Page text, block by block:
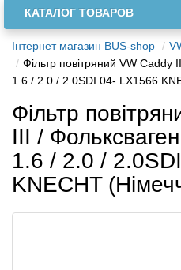
КАТАЛОГ ТОВАРОВ
Інтернет магазин BUS-shop
Фільтр повітряний VW Caddy
1.6 / 2.0 / 2.0SDI 04- LX1566
Фільтр
III /
1.6 / 2.0 /
KNECHT